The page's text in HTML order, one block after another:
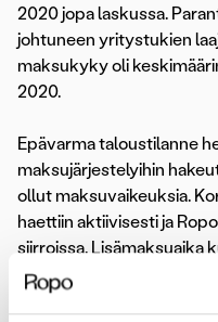
2020 jopa laskussa.
johtuneen yritystukien
maksukyky oli
2020.
Epävarma taloustilanne
maksujärjestelyihin
ollut maksuvaikeuksia.
haettiin aktiivisesti ja
siirroissa. Lisämaksuaika
osuus laski korona-
Kevään 2020 jälkeen